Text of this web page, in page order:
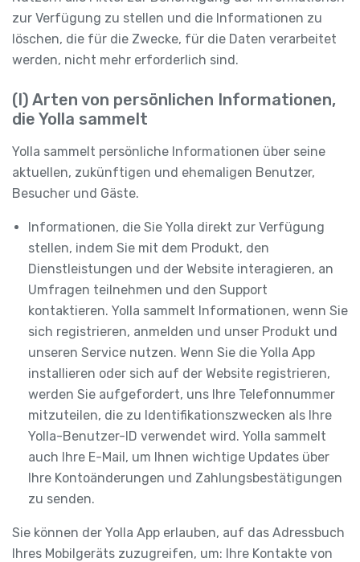
zur Verfügung zu stellen und die Informationen zu
löschen, die für die Zwecke, für die Daten verarbeitet
werden, nicht mehr erforderlich sind.
(I) Arten von persönlichen Informationen,
die Yolla sammelt
Yolla sammelt persönliche Informationen über seine
aktuellen, zukünftigen und ehemaligen Benutzer,
Besucher und Gäste.
Informationen, die Sie Yolla direkt zur Verfügung
stellen, indem Sie mit dem Produkt, den
Dienstleistungen und der Website interagieren, an
Umfragen teilnehmen und den Support
kontaktieren. Yolla sammelt Informationen, wenn Sie
sich registrieren, anmelden und unser Produkt und
unseren Service nutzen. Wenn Sie die Yolla App
installieren oder sich auf der Website registrieren,
werden Sie aufgefordert, uns Ihre Telefonnummer
mitzuteilen, die zu Identifikationszwecken als Ihre
Yolla-Benutzer-ID verwendet wird. Yolla sammelt
auch Ihre E-Mail, um Ihnen wichtige Updates über
Ihre Kontoänderungen und Zahlungsbestätigungen
zu senden.
Sie können der Yolla App erlauben, auf das Adressbuch
Ihres Mobilgeräts zuzugreifen, um: Ihre Kontakte von